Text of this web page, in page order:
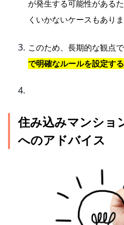
が発生する可能性がある
くいかないケースもありま
このため、長期的な観点
で明確なルールを設定す
住み込みマンショ
へのアドバイス